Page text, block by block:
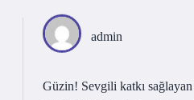
admin
Güzin! Sevgili katkı